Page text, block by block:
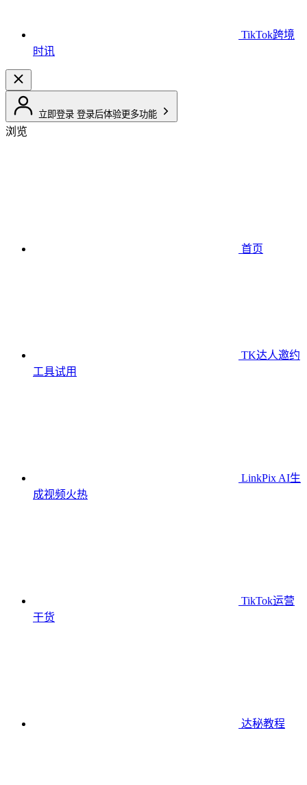
TikTok跨境
时讯
立即登录 登录后体验更多功能
浏览
首页
TK达人邀约
工具试用
LinkPix AI生
成视频火热
TikTok运营
干货
达秘教程